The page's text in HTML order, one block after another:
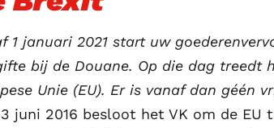
1 januari 2021 start uw
bij de Douane. Op die dag treedt
Unie (EU). Er is vanaf dan géén
juni 2016 besloot het VK om de